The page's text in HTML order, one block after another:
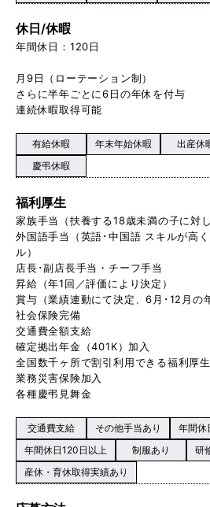
休日/休暇
年間休日：120日
月9日（ローテーション制）
さらに半年ごとに6日の年休を付与
連続休暇取得可能
有給休暇 年末年始休暇 出産休
慶弔休暇
福利厚生
家族手当（扶養する18歳未満の子に対し
外国語手当（英語･中国語 スキルが高
ル）
店長･副店長手当・チーフ手当
昇給（年1回／評価により決定）
賞与（業績連動にて決定、6月･12月の
社会保険完備
交通費全額支給
確定拠出年金（401K）加入
全国数千ヶ所で割引利用できる福利厚
業務災害保険加入
各種慶弔見舞金
交通費支給 その他手当あり
年間休
年間休日120日以上
制服あり
研
産休・育休取得実績あり